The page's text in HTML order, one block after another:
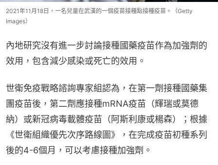
2021年11月18日，一名兒童在武漢的一個疫苗接種點接種疫苗。（Getty
Images）
內地研究沒有進一步討論接種國藥疫苗作為加強劑的
效用，包含減少感染或死亡的效用。
世衛免疫戰略諮詢專家組認為，在第一劑接種國藥集
團疫苗後，第二劑應接種mRNA疫苗（輝瑞或莫德
納）或新冠病毒載體疫苗（阿斯利康或楊森）；根據
《世衛組織優先次序路線圖》，在完成疫苗初種系列
後的4-6個月，可以考慮接種加強劑。